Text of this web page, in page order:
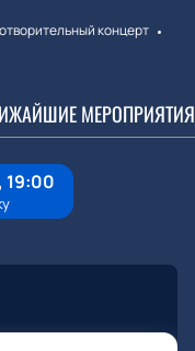
концерт
МЕРОПРИЯТИЯ